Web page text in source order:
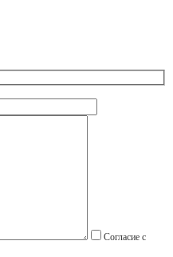
Согласие с